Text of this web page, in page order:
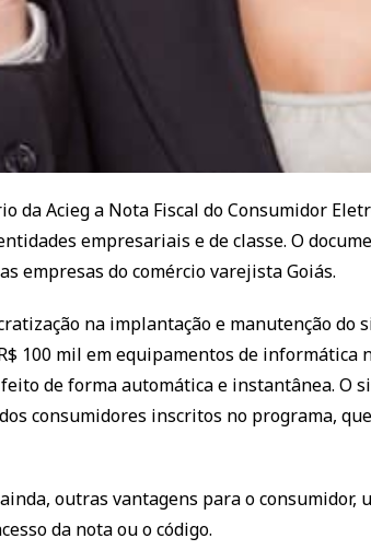
da Acieg a Nota Fiscal do Consumidor
empresariais e de classe. O
empresas do comércio varejista Goiás.
na implantação e manutenção do
100 mil em equipamentos de informática
de forma automática e instantânea. O
consumidores inscritos no programa,
outras vantagens para o consumidor,
da nota ou o código.